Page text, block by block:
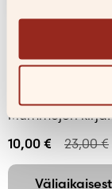
Reetta
Mummojen kirja!
10,00 € 23,00€